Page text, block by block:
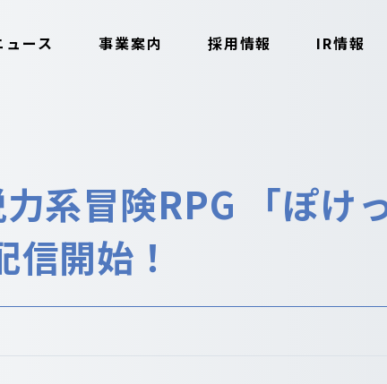
ュース 事業案内 採用情報 IR情報
系冒険RPG 「ぽけ
開始！